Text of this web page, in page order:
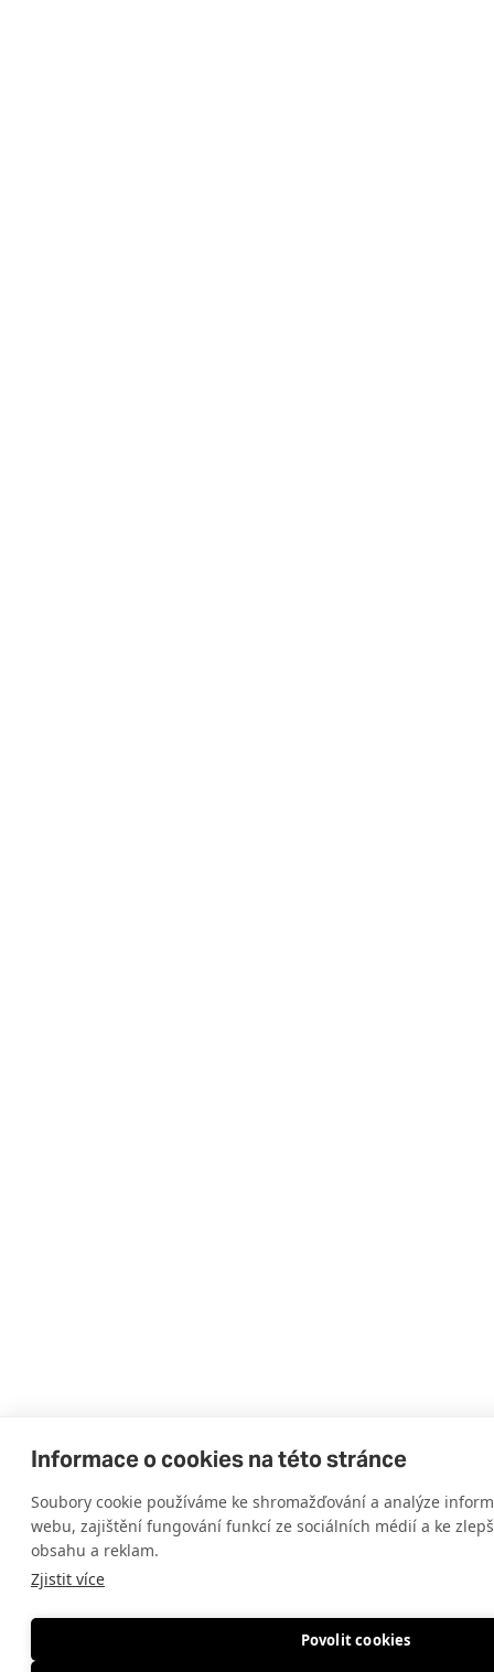
Informace o cookies na této stránce
Soubory cookie používáme ke shromažďování a analýze
webu, zajištění fungování funkcí ze sociálních médií a ke
obsahu a reklam.
Zjistit více
Povolit cookies